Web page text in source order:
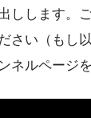
しします。
さい（もし
ネルページ